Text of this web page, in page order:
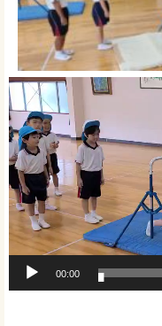
動
画
プ
レ
ー
ヤ
ー
00:00